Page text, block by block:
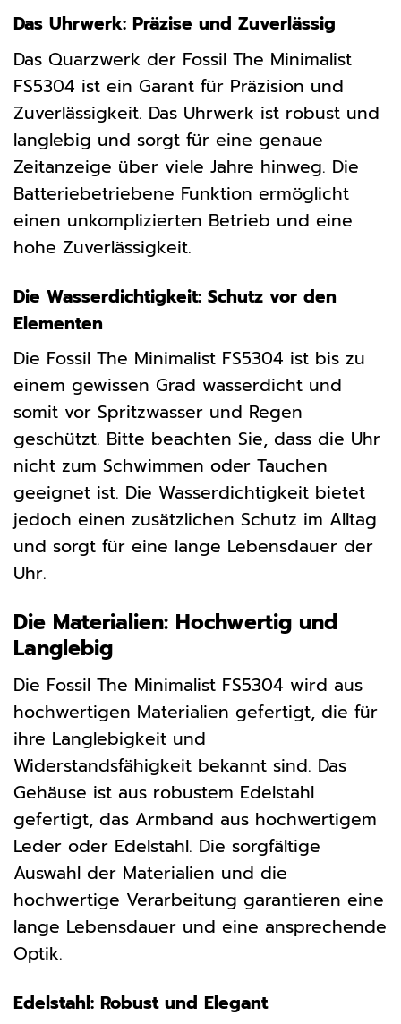
Das Uhrwerk: Präzise und Zuverlässig
Das Quarzwerk der Fossil The Minimalist
FS5304 ist ein Garant für Präzision und
Zuverlässigkeit. Das Uhrwerk ist robust und
langlebig und sorgt für eine genaue
Zeitanzeige über viele Jahre hinweg. Die
Batteriebetriebene Funktion ermöglicht
einen unkomplizierten Betrieb und eine
hohe Zuverlässigkeit.
Die Wasserdichtigkeit: Schutz vor den
Elementen
Die Fossil The Minimalist FS5304 ist bis zu
einem gewissen Grad wasserdicht und
somit vor Spritzwasser und Regen
geschützt. Bitte beachten Sie, dass die Uhr
nicht zum Schwimmen oder Tauchen
geeignet ist. Die Wasserdichtigkeit bietet
jedoch einen zusätzlichen Schutz im Alltag
und sorgt für eine lange Lebensdauer der
Uhr.
Die Materialien: Hochwertig und
Langlebig
Die Fossil The Minimalist FS5304 wird aus
hochwertigen Materialien gefertigt, die für
ihre Langlebigkeit und
Widerstandsfähigkeit bekannt sind. Das
Gehäuse ist aus robustem Edelstahl
gefertigt, das Armband aus hochwertigem
Leder oder Edelstahl. Die sorgfältige
Auswahl der Materialien und die
hochwertige Verarbeitung garantieren eine
lange Lebensdauer und eine ansprechende
Optik.
Edelstahl: Robust und Elegant